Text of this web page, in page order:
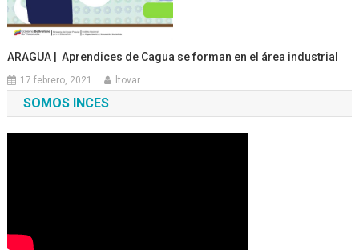
ARAGUA | Aprendices de Cagua se forman en el área industrial
17 febrero, 2021 ltovar
SOMOS INCES